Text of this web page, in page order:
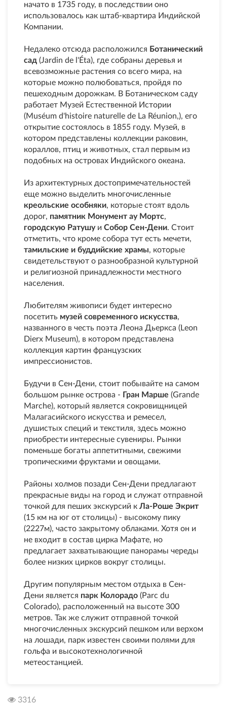
начато в 1735 году, в последствии оно
использовалось как штаб-квартира Индийской
Компании.
Недалеко отсюда расположился Ботанический
сад (Jardin de l'Éta), где собраны деревья и
всевозможные растения со всего мира, на
которые можно полюбоваться, пройдя по
пешеходным дорожкам. В Ботаническом саду
работает Музей Естественной Истории
(Muséum d'histoire naturelle de La Réunion,), его
открытие состоялось в 1855 году. Музей, в
котором представлены коллекции раковин,
кораллов, птиц и животных, стал первым из
подобных на островах Индийского океана.
Из архитектурных достопримечательностей
еще можно выделить многочисленные
креольские особняки, которые стоят вдоль
дорог, памятник Монумент ау Мортс,
городскую Ратушуи Собор Сен-Дени. Стоит
отметить, что кроме собора тут есть мечети,
тамильские и буддийские храмы, которые
свидетельствуют о разнообразной культурной
и религиозной принадлежности местного
населения.
Любителям живописи будет интересно
посетить музей современного искусства,
названного в честь поэта Леона Дьеркса (Lеon
Dierx Museum), в котором представлена
коллекция картин французских
импрессионистов.
Будучи в Сен-Дени, стоит побывайте на самом
большом рынке острова - Гран Марше (Grande
Marche), который является сокровищницей
Малагасийского искусства и ремесел,
душистых специй и текстиля, здесь можно
приобрести интересные сувениры. Рынки
поменьше богаты аппетитными, свежими
тропическими фруктами и овощами.
Районы холмов позади Сен-Дени предлагают
прекрасные виды на город и служат отправной
точкой для пеших экскурсий к Ла-Роше Экрит
(15 км на юг от столицы) - высокому пику
(2227м), часто закрытому облаками. Хотя он и
не входит в состав цирка Мафате, но
предлагает захватывающие панорамы череды
более низких цирков вокруг столицы.
Другим популярным местом отдыха в Сен-
Дени является парк Колорадо (Parc du
Colorado), расположенный на высоте 300
метров. Так же служит отправной точкой
многочисленных экскурсий пешком или верхом
на лошади, парк известен своими полями для
гольфа и высокотехнологичной
метеостанцией.
3316